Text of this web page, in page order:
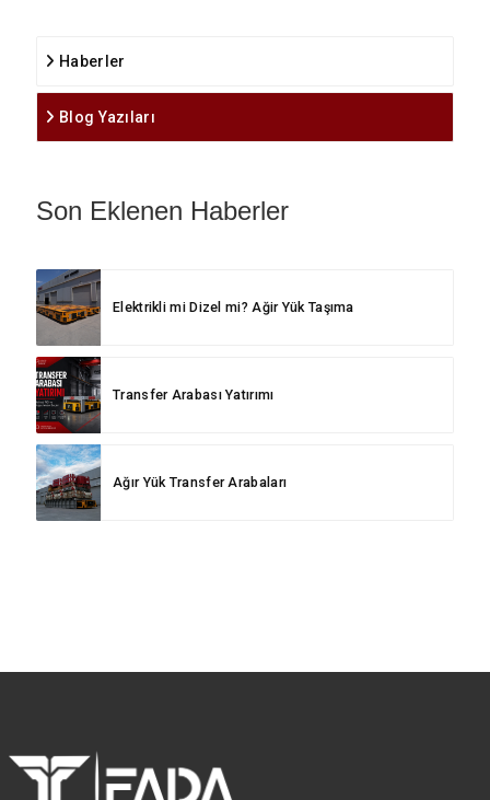
Haberler
Blog Yazıları
Son Eklenen Haberler
Elektrikli mi Dizel mi? Ağir Yük Taşıma
Transfer Arabası Yatırımı
Ağır Yük Transfer Arabaları